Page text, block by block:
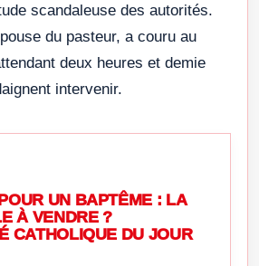
scandaleuse des autorités.
du pasteur, a couru au
deux heures et demie
intervenir.
UN BAPTÊME : LA
À VENDRE ?
CATHOLIQUE DU JOUR